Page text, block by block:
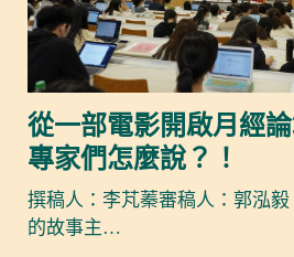
從一部電影開啟月經
專家們怎麼說？！
撰稿人：李芃蓁審稿人：郭泓
的故事主…